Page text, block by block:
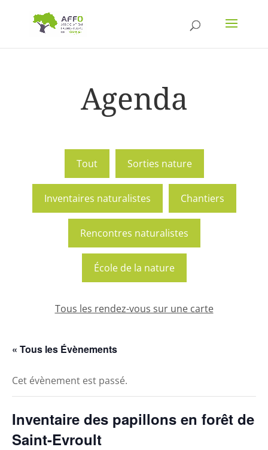
Agenda
Tout Sorties nature
Inventaires naturalistes Chantiers
Rencontres naturalistes
École de la nature
Tous les rendez-vous sur une carte
« Tous les Évènements
Cet évènement est passé.
Inventaire des papillons en forêt de
Saint-Evroult